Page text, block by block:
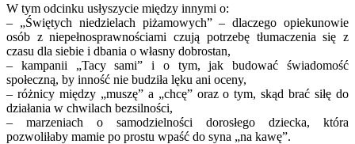
W tym odcinku usłyszycie między innymi o:
– „Świętych niedzielach piżamowych” – dlaczego opiekunowie
osób z niepełnosprawnościami czują potrzebę tłumaczenia się z
czasu dla siebie i dbania o własny dobrostan,
– kampanii „Tacy sami” i o tym, jak budować świadomość
społeczną, by inność nie budziła lęku ani oceny,
– różnicy między „muszę” a „chcę” oraz o tym, skąd brać siłę do
działania w chwilach bezsilności,
– marzeniach o samodzielności dorosłego dziecka, która
pozwoliłaby mamie po prostu wpaść do syna „na kawę”.